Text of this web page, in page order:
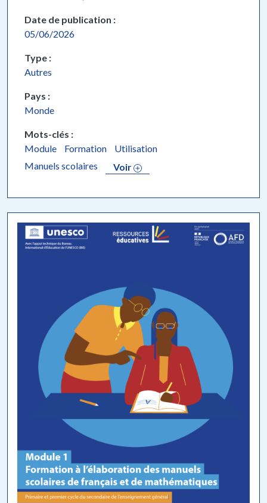
Date de publication
05/06/2026
Type
Autres
Pays
Monde
Mots-clés
Module
Formation
Utilisation
Manuels scolaires
Voir